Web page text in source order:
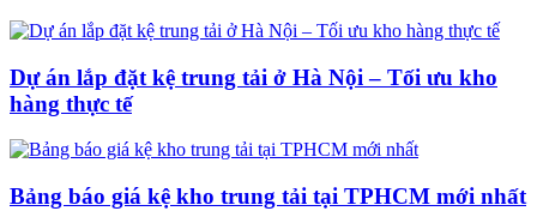
Dự án lắp đặt kệ trung tải ở Hà Nội – Tối ưu kho
hàng thực tế
Bảng báo giá kệ kho trung tải tại TPHCM mới nhất